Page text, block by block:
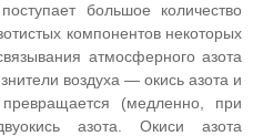
большое количество
компонентов некоторых
атмосферного азота
воздуха — окись азота и
(медленно, при
азота. Окиси азота